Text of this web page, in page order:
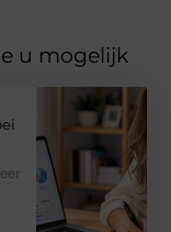
u mogelijk